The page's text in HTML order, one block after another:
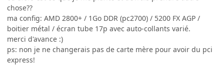
chose??
ma config: AMD 2800+ / 1Go DDR (pc2700) / 5200 FX AGP /
boitier métal / écran tube 17p avec auto-collants varié.
merci d'avance :)
ps: non je ne changerais pas de carte mère pour avoir du pci
express!